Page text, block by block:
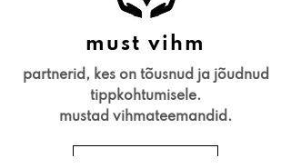
must vihm
partnerid, kes on tõusnud ja jõudnud
tippkohtumisele.
mustad vihmateemandid.